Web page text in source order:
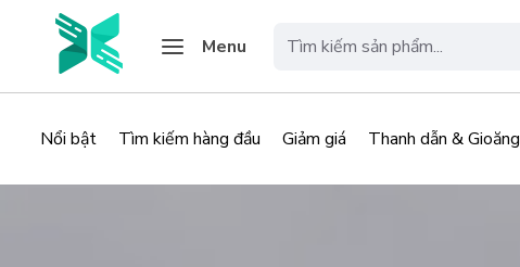
Nổi bật Tìm kiếm hàng đầu Giảm giá Thanh dẫn & Gioăng
Menu